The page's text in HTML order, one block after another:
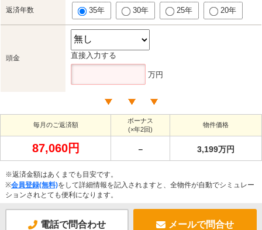
返済年数 35年 30年 25年 20年
頭金 直接入力する
万円
毎月のご返済額
ボーナス
(×年2回)
物件価格
87,060円 － 3,199万円
※返済金額はあくまでも目安です。
※会員登録(無料)をして詳細情報を記入されますと、全物件が自動でシミュレー
ションされとても便利になります。
電話で問合わせ メールで問合せ